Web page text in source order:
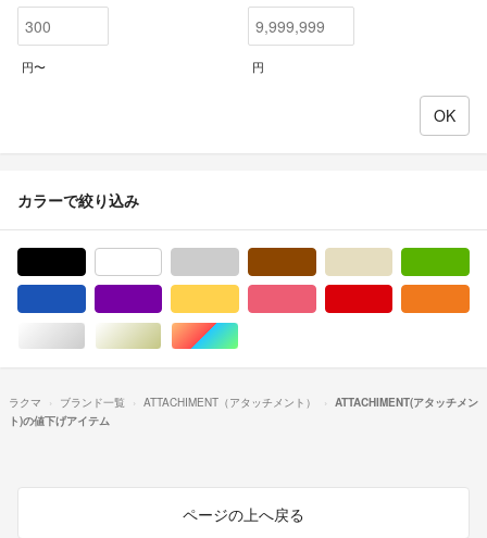
円〜 円
カラーで絞り込み
シルバー/銀色系ゴールド/金色系マルチカラー
ラクマ ブランド一覧 ATTACHIMENT（アタッチメント）
ATTACHIMENT(アタッチメン
ト)の値下げアイテム
ページの上へ戻る